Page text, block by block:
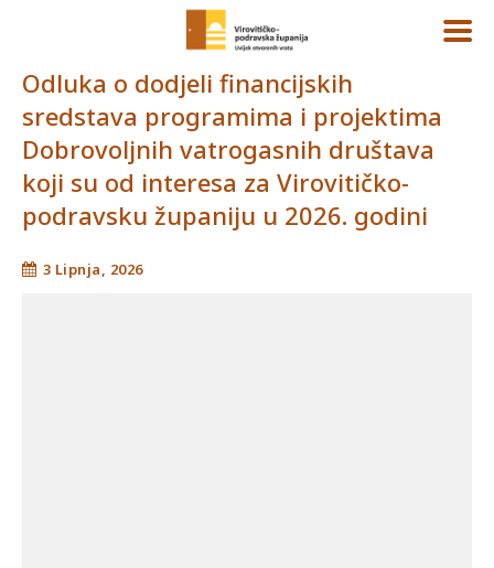
Odluka o dodjeli financijskih
sredstava programima i projektima
Dobrovoljnih vatrogasnih društava
koji su od interesa za Virovitičko-
podravsku županiju u 2026. godini
3 Lipnja, 2026